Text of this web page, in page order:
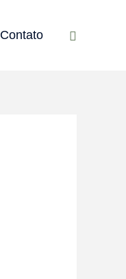
Contato Pesquisar